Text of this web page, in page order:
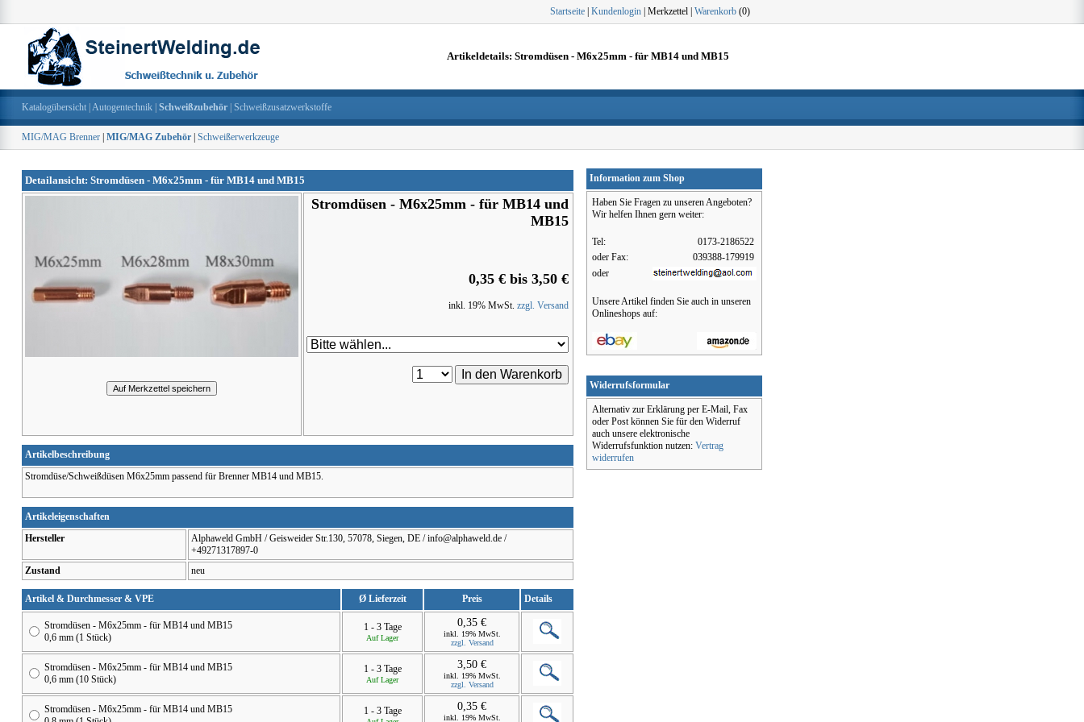
Startseite Kundenlogin | Merkzettel | Warenkorb (0)
Artikeldetails: Stromdüsen - M6x25mm - für MB14 und MB15
Katalogübersicht Autogentechnik Schweißzubehör Schweißzusatzwerkstoffe
MIG/MAG Brenner MIG/MAG Zubehör Schweißerwerkzeuge
Detailansicht: Stromdüsen - M6x25mm - für MB14 und MB15
Stromdüsen - M6x25mm - für MB14 und
MB15
0,35 € bis 3,50 €
inkl. 19% MwSt. zzgl. Versand
Artikelbeschreibung
Stromdüse/Schweißdüsen M6x25mm passend für Brenner MB14 und MB15.
Artikeleigenschaften
Hersteller
Alphaweld GmbH / Geisweider Str.130, 57078, Siegen, DE / info@alphaweld.de /
+49271317897-0
Zustand
neu
Artikel & Durchmesser & VPE Ø Lieferzeit Preis Details
Stromdüsen - M6x25mm - für MB14 und MB15
0,6 mm (1 Stück)
1 - 3 Tage
Auf Lager
0,35 €
inkl. 19% MwSt.
zzgl. Versand
Stromdüsen - M6x25mm - für MB14 und MB15
0,6 mm (10 Stück)
1 - 3 Tage
Auf Lager
3,50 €
inkl. 19% MwSt.
zzgl. Versand
Stromdüsen - M6x25mm - für MB14 und MB15
1 - 3 Tage 0,35 €
inkl. 19% MwSt.
Information zum Shop
Haben Sie Fragen zu unseren Angeboten?
Wir helfen Ihnen gern weiter:
Tel:
0173-2186522
oder Fax:
039388-179919
oder
Unsere Artikel finden Sie auch in unseren
Onlineshops auf:
Widerrufsformular
Alternativ zur Erklärung per E-Mail, Fax
oder Post können Sie für den Widerruf
auch unsere elektronische
Widerrufsfunktion nutzen: Vertrag
widerrufen